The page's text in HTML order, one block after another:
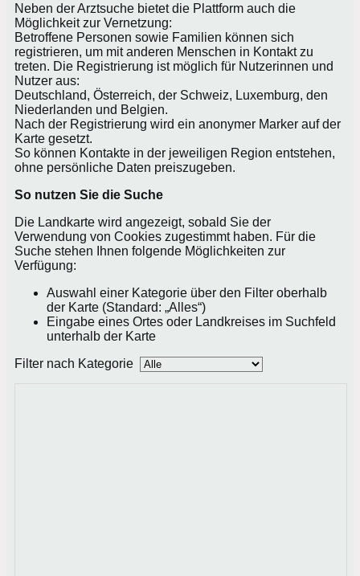
Neben der Arztsuche bietet die Plattform auch die
Möglichkeit zur Vernetzung:
Betroffene Personen sowie Familien können sich
registrieren, um mit anderen Menschen in Kontakt zu
treten. Die Registrierung ist möglich für Nutzerinnen und
Nutzer aus:
Deutschland, Österreich, der Schweiz, Luxemburg, den
Niederlanden und Belgien.
Nach der Registrierung wird ein anonymer Marker auf der
Karte gesetzt.
So können Kontakte in der jeweiligen Region entstehen,
ohne persönliche Daten preiszugeben.
So nutzen Sie die Suche
Die Landkarte wird angezeigt, sobald Sie der
Verwendung von Cookies zugestimmt haben. Für die
Suche stehen Ihnen folgende Möglichkeiten zur
Verfügung:
Auswahl einer Kategorie über den Filter oberhalb
der Karte (Standard: „Alles“)
Eingabe eines Ortes oder Landkreises im Suchfeld
unterhalb der Karte
Filter nach Kategorie